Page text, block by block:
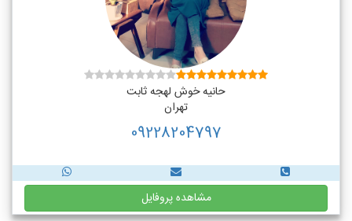
حانیه خوش لهجه ثابت
تهران
09228204797
مشاهده پروفایل